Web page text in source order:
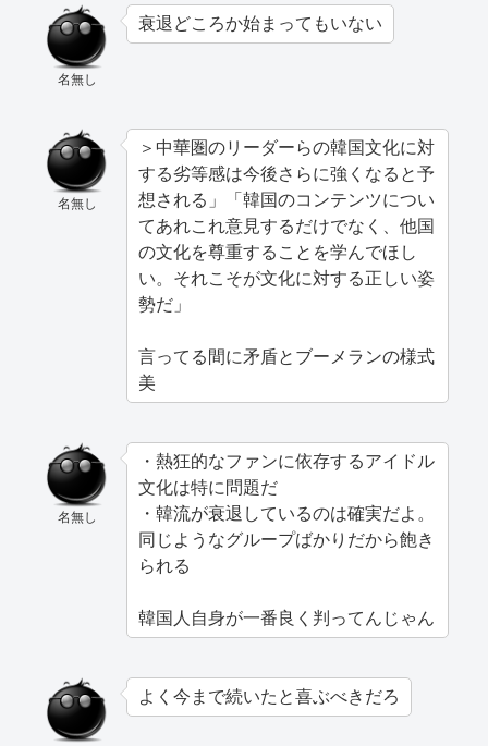
名無し
衰退どころか始まってもいない
名無し
＞中華圏のリーダーらの韓国文化に対
する劣等感は今後さらに強くなると予
想される」「韓国のコンテンツについ
てあれこれ意見するだけでなく、他国
の文化を尊重することを学んでほし
い。それこそが文化に対する正しい姿
勢だ」
言ってる間に矛盾とブーメランの様式
美
名無し
・熱狂的なファンに依存するアイドル
文化は特に問題だ
・韓流が衰退しているのは確実だよ。
同じようなグループばかりだから飽き
られる
韓国人自身が一番良く判ってんじゃん
よく今まで続いたと喜ぶべきだろ